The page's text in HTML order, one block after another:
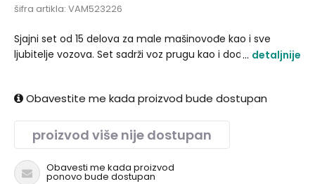
šifra artikla: VAM523226
Sjajni set od 15 delova za male mašinovođe kao i sve
ljubitelje vozova. Set sadrži voz prugu kao i dodatnedetaljnije
Obavestite me kada proizvod bude dostupan
proizvod više nije dostupan
Obavesti me kada proizvod
ponovo bude dostupan